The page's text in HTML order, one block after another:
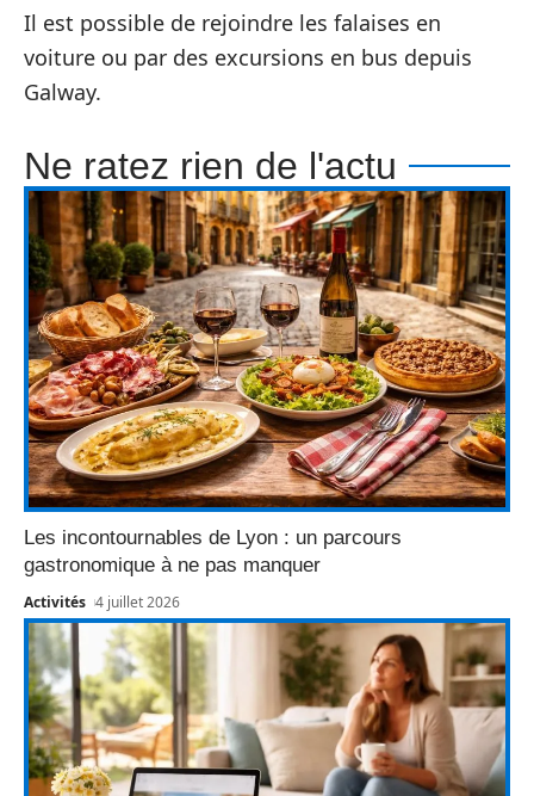
Il est possible de rejoindre les falaises en
voiture ou par des excursions en bus depuis
Galway.
Ne ratez rien de l'actu
Les incontournables de Lyon : un parcours
gastronomique à ne pas manquer
Activités 4 juillet 2026